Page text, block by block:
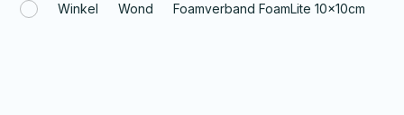
Winkel Wond Foamverband FoamLite 10x10cm